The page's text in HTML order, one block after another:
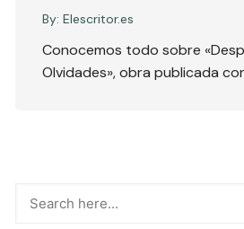
By: Elescritor.es
Conocemos todo sobre
Olvidades», obra publicada